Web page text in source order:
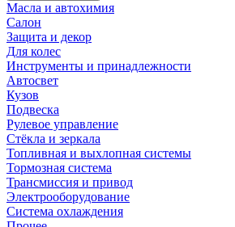
Масла и автохимия
Салон
Защита и декор
Для колес
Инструменты и принадлежности
Автосвет
Кузов
Подвеска
Рулевое управление
Стёкла и зеркала
Топливная и выхлопная системы
Тормозная система
Трансмиссия и привод
Электрооборудование
Система охлаждения